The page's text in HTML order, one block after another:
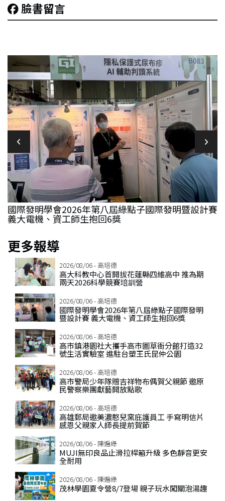
臉書留言
國際發明學會2026年第八屆綠點子國際發明暨設計賽
義大電機、資工師生抱回6獎
更多報導
2026/08/06 - 高培德
高大科教中心首開拔花蓮縣四維高中 推為期
兩天2026科學競賽培訓營
2026/08/06 - 高培德
國際發明學會2026年第八屆綠點子國際發明
暨設計賽 義大電機、資工師生抱回6獎
2026/08/06 - 高培德
高市鎮港園社大攜手高市圖草衙分館打造32
號生活實驗室 進駐台塑王氏昆仲公園
2026/08/06 - 高培德
高市警局少年隊贈吉祥物布偶賀父親節 邀原
民警察樂團獻藝開放點歌
2026/08/06 - 高培德
高雄郵局邀美濃憨兒窯庇護員工 手寫明信片
感恩父親家人師長提前賀節
2026/08/06 - 陳遍綠
MUJI無印良品止滑拉桿箱升級 多色靜音更安
全耐用
2026/08/06 - 陳遍綠
茂林學園夏令營8/7登場 親子玩水闖關泡湯趣